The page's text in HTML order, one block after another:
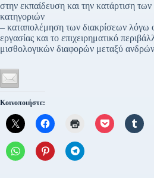
στην εκπαίδευση και την κατάρτιση
κατηγοριών
– καταπολέμηση των διακρίσεων λόγω
εργασίας και το επιχειρηματικό
μισθολογικών διαφορών μεταξύ
Κοινοποιήστε: